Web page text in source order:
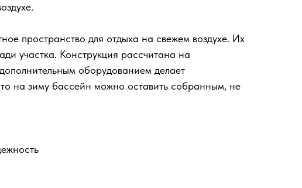
пространство для отдыха на свежем воздухе. Их
участка. Конструкция рассчитана на
оборудованием делает
на зиму бассейн можно оставить собранным, не